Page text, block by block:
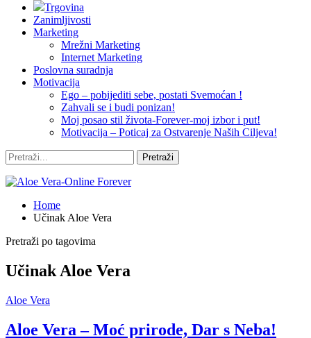
Trgovina
Zanimljivosti
Marketing
Mrežni Marketing
Internet Marketing
Poslovna suradnja
Motivacija
Ego – pobijediti sebe, postati Svemoćan !
Zahvali se i budi ponizan!
Moj posao stil života-Forever-moj izbor i put!
Motivacija – Poticaj za Ostvarenje Naših Ciljeva!
Home
Učinak Aloe Vera
Pretraži po tagovima
Učinak Aloe Vera
Aloe Vera
Aloe Vera – Moć prirode, Dar s Neba!